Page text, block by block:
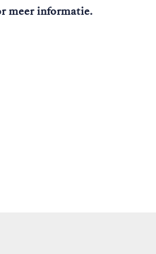
meer informatie.